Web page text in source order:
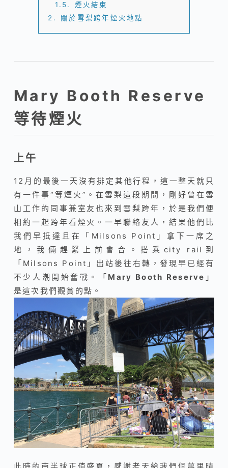
1.5.
煙火結束
2.
關於雪梨跨年煙火地點
Mary Booth Reserve
等待煙火
上午
12月的最後一天沒有排定其他行程，這一整天就只
有一件事“等煙火”。在雪梨這段期間，剛好曾在雪
山工作的同事兼室友也來到雪梨跨年，於是我們便
相約一起跨年看煙火。一早聯絡友人，結果他們比
我們早抵達且在
「 Milsons Point 」 拿下一席之
地，我倆趕緊上前會合。搭乘city rail到
「 Milsons Point 」 出站後往右轉，發現早已經有
不少人潮開始奮戰。
「 Mary Booth Reserve 」
是這次我們觀賞的點。